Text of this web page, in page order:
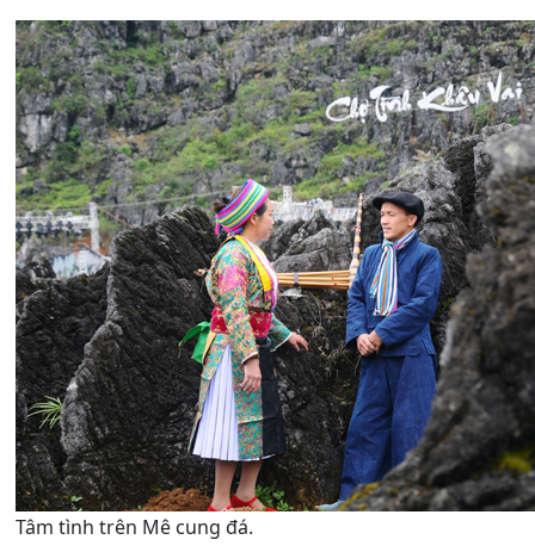
Tâm tình trên Mê cung đá.